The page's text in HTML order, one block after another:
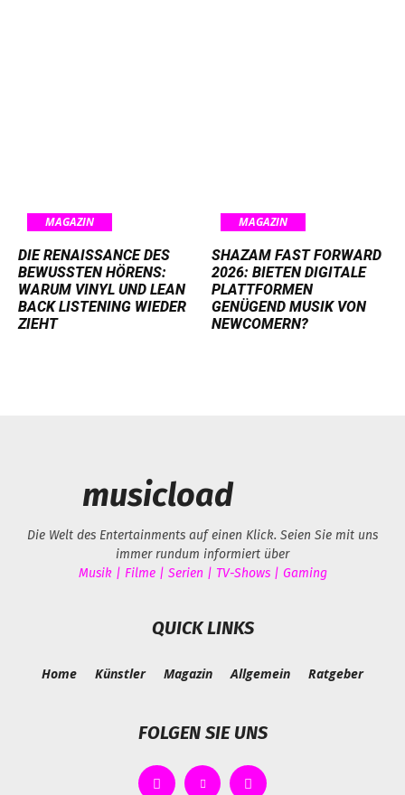
MAGAZIN
DIE RENAISSANCE DES
BEWUSSTEN HÖRENS:
WARUM VINYL UND LEAN
BACK LISTENING WIEDER
ZIEHT
MAGAZIN
SHAZAM FAST FORWARD
2026: BIETEN DIGITALE
PLATTFORMEN
GENÜGEND MUSIK VON
NEWCOMERN?
musicload
Die Welt des Entertainments auf einen Klick. Seien Sie mit uns
immer rundum informiert über
Musik | Filme | Serien | TV-Shows | Gaming
QUICK LINKS
Home Künstler Magazin Allgemein Ratgeber
FOLGEN SIE UNS